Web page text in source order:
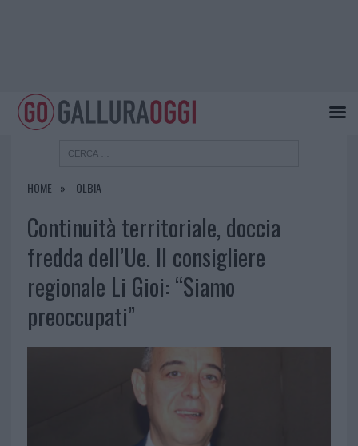
HOME OLBIA
Continuità territoriale, doccia
fredda dell’Ue. Il consigliere
regionale Li Gioi: “Siamo
preoccupati”